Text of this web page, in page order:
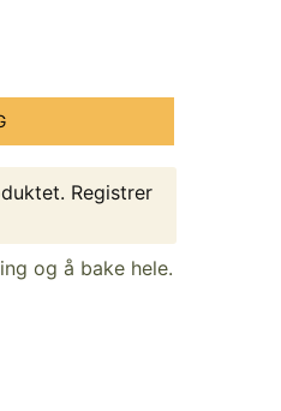
Registrer
og å bake hele.